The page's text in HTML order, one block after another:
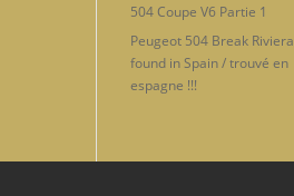
504 Coupe V6 Partie 1
Peugeot 504 Break Riviera
found in Spain / trouvé en
espagne !!!